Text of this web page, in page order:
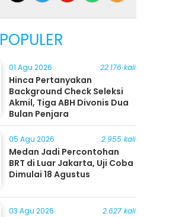
POPULER
01 Agu 2026 22.176 kali
Hinca Pertanyakan
Background Check Seleksi
Akmil, Tiga ABH Divonis Dua
Bulan Penjara
05 Agu 2026 2.955 kali
Medan Jadi Percontohan
BRT di Luar Jakarta, Uji Coba
Dimulai 18 Agustus
03 Agu 2026 2.627 kali